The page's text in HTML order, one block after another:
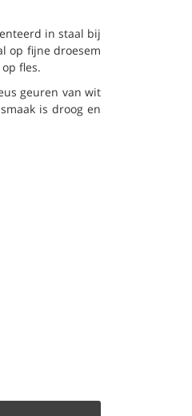
in staal bij
op fijne droesem
fles.
geuren van wit
is droog en